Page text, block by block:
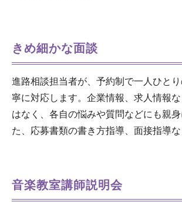
きめ細かな面談
進路相談担当者が、予約制で一人ひと
寧に対応します。企業情報、求人情報
はなく、各自の悩みや質問などにも親
た、応募書類の書き方指導、面接指導な
音楽教室講師説明会